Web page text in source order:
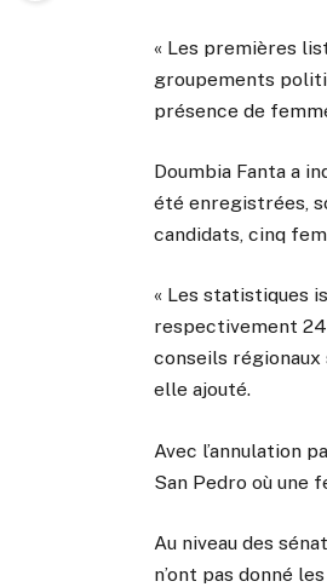
« Les premières
groupements
présence de
Doumbia Fanta a
été enregistrées,
candidats, cinq
« Les statistiques
respectivement
conseils
elle ajouté.
Avec l’annulation
San Pedro où une
Au niveau des
n’ont pas donné